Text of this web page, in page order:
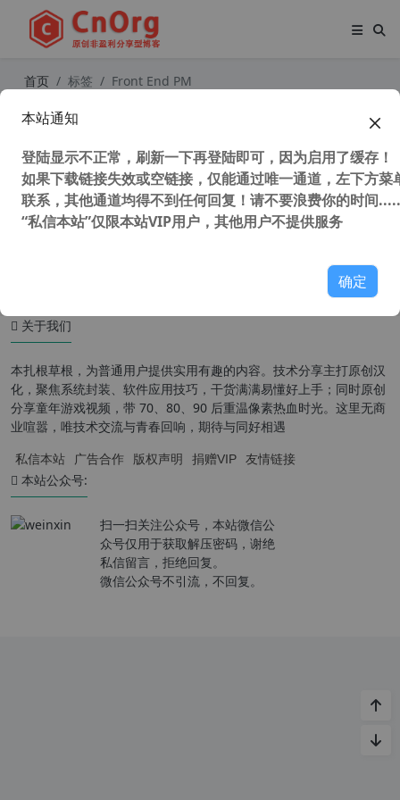
首页 标签 Front End PM
WordPress前台站内信插件 Front En
3.1】
关于我们
本扎根草根，为普通用户提供实用有趣的内容。技术分享主打原创汉
化，聚焦系统封装、软件应用技巧，干货满满易懂好上手；同时原创
分享童年游戏视频，带 70、80、90 后重温像素热血时光。这里无商
业喧嚣，唯技术交流与青春回响，期待与同好相遇
私信本站 广告合作 版权声明 捐赠VIP 友情链接
本站公众号:
扫一扫关注公众号，本站微信公
众号仅用于获取解压密码，谢绝
私信留言，拒绝回复。
微信公众号不引流，不回复。
本站通知
登陆显示不正常，刷新一下再登陆即可，因为启用了缓存！
如果下载链接失效或空链接，仅能通过唯一通道，左下方菜
联系，其他通道均得不到任何回复！请不要浪费你的时间
“私信本站”仅限本站VIP用户，其他用户不提供服务
确定